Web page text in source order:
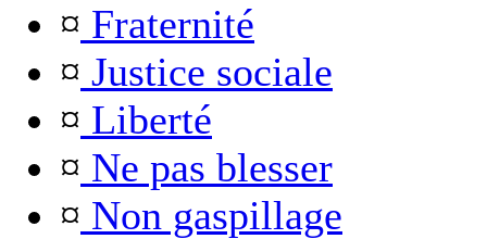
¤ Fraternité
¤ Justice sociale
¤ Liberté
¤ Ne pas blesser
¤ Non gaspillage